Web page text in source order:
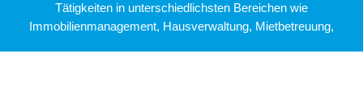
Tätigkeiten in unterschiedlichsten Bereichen wie
Immobilienmanagement, Hausverwaltung, Mietbetreuung,